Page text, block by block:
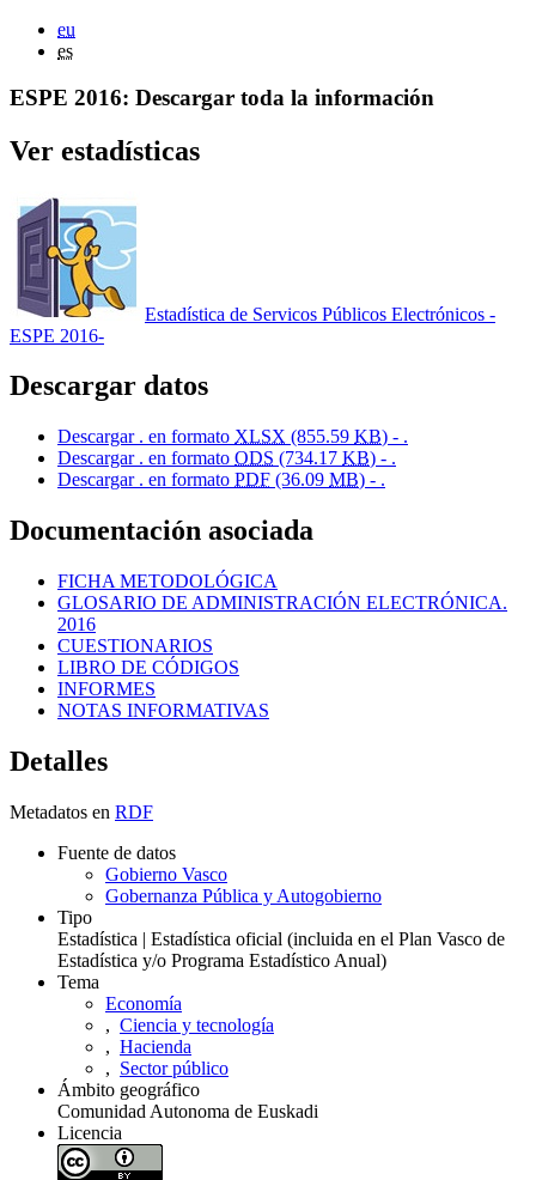
eu
es
ESPE 2016: Descargar toda la información
Ver estadísticas
Estadística de Servicos Públicos Electrónicos -
ESPE 2016-
Descargar datos
Descargar . en formato XLSX (855.59 KB) - .
Descargar . en formato ODS (734.17 KB) - .
Descargar . en formato PDF (36.09 MB) - .
Documentación asociada
FICHA METODOLÓGICA
GLOSARIO DE ADMINISTRACIÓN ELECTRÓNICA.
2016
CUESTIONARIOS
LIBRO DE CÓDIGOS
INFORMES
NOTAS INFORMATIVAS
Detalles
Metadatos en RDF
Fuente de datos
Gobierno Vasco
Gobernanza Pública y Autogobierno
Tipo
Estadística | Estadística oficial (incluida en el Plan Vasco de
Estadística y/o Programa Estadístico Anual)
Tema
Economía
, Ciencia y tecnología
, Hacienda
, Sector público
Ámbito geográfico
Comunidad Autonoma de Euskadi
Licencia